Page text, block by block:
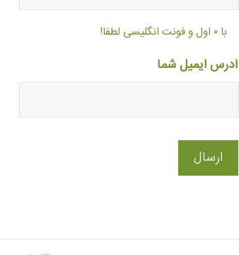
با ۰ اول و فونت انگلیسی لطفا!
آدرس ایمیل شما